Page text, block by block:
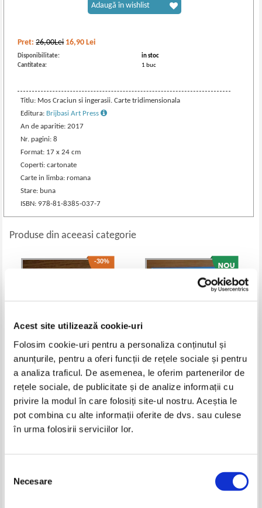
Acest site utilizează cookie-uri
Folosim cookie-uri pentru a personaliza conținutul și
anunțurile, pentru a oferi funcții de rețele sociale și pentru
a analiza traficul. De asemenea, le oferim partenerilor de
rețele sociale, de publicitate și de analize informații cu
privire la modul în care folosiți site-ul nostru. Aceștia le
pot combina cu alte informații oferite de dvs. sau culese
în urma folosirii serviciilor lor.
consimțământului
Necesare
Pret:26,00Lei 16,90 Lei
Disponibilitate:
in stoc
Cantitatea:
1 buc
Titlu: Mos Craciun si ingerasii. Carte tridimensionala
Editura: Brijbasi Art Press
An de aparitie: 2017
Nr. pagini: 8
Format: 17 x 24 cm
Coperti: cartonate
Carte in limba: romana
Stare: buna
ISBN: 978-81-8385-037-7
Adaugă în wishlist
Produse din aceeasi categorie
-30%
Rainer Kothe - Intrebari si
raspunsuri. Stiinta in viata
cotidiana
Atlas botanic scolar. Peste 100
specii de plante din Romania